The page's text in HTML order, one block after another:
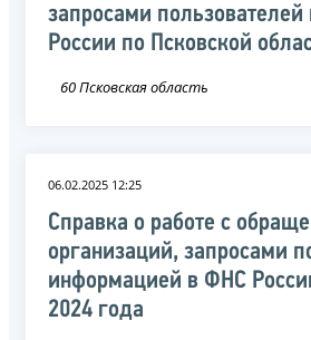
запросами
России по Псковской
60 Псковская область
06.02.2025 12:25
Справка о работе с
организаций, запросами
информацией в ФНС
2024 года